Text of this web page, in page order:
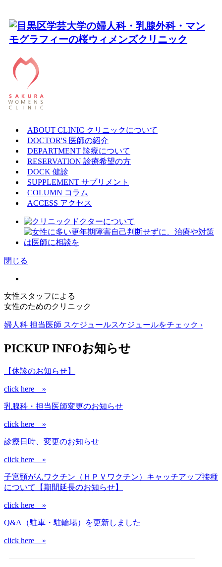
ABOUT CLINIC クリニックについて
DOCTOR'S 医師の紹介
DEPARTMENT 診療について
RESERVATION 診療希望の方
DOCK 健診
SUPPLEMENT サプリメント
COLUMN コラム
ACCESS アクセス
閉じる
女性スタッフによる
女性のためのクリニック
婦人科 担当医師 スケジュールスケジュールをチェック ›
PICKUP INFOお知らせ
【休診のお知らせ】
click here »
乳腺科・担当医師変更のお知らせ
click here »
診療日時、変更のお知らせ
click here »
子宮頸がんワクチン（ＨＰＶワクチン）キャッチアップ接種
について【期間延長のお知らせ】
click here »
Q&A（駐車・駐輪場）を更新しました
click here »